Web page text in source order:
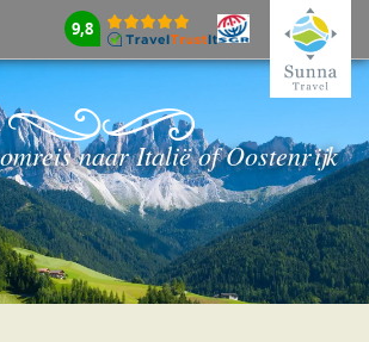
9,8
naar Italië of Oostenrijk